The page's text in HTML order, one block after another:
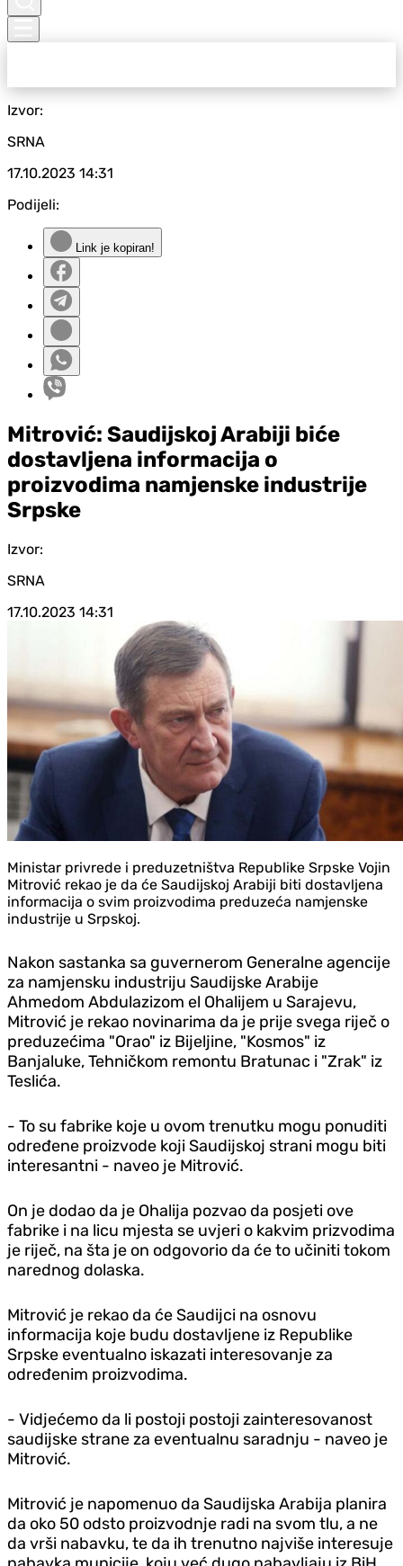
Izvor:
SRNA
17.10.2023 14:31
Podijeli:
Link je kopiran!
Mitrović: Saudijskoj Arabiji biće
dostavljena informacija o
proizvodima namjenske industrije
Srpske
Izvor:
SRNA
17.10.2023 14:31
Ministar privrede i preduzetništva Republike Srpske Vojin
Mitrović rekao je da će Saudijskoj Arabiji biti dostavljena
informacija o svim proizvodima preduzeća namjenske
industrije u Srpskoj.
Nakon sastanka sa guvernerom Generalne agencije
za namjensku industriju Saudijske Arabije
Ahmedom Abdulazizom el Ohalijem u Sarajevu,
Mitrović je rekao novinarima da je prije svega riječ o
preduzećima "Orao" iz Bijeljine, "Kosmos" iz
Banjaluke, Tehničkom remontu Bratunac i "Zrak" iz
Teslića.
- To su fabrike koje u ovom trenutku mogu ponuditi
određene proizvode koji Saudijskoj strani mogu biti
interesantni - naveo je Mitrović.
On je dodao da je Ohalija pozvao da posjeti ove
fabrike i na licu mjesta se uvjeri o kakvim prizvodima
je riječ, na šta je on odgovorio da će to učiniti tokom
narednog dolaska.
Mitrović je rekao da će Saudijci na osnovu
informacija koje budu dostavljene iz Republike
Srpske eventualno iskazati interesovanje za
određenim proizvodima.
- Vidjećemo da li postoji postoji zainteresovanost
saudijske strane za eventualnu saradnju - naveo je
Mitrović.
Mitrović je napomenuo da Saudijska Arabija planira
da oko 50 odsto proizvodnje radi na svom tlu, a ne
da vrši nabavku, te da ih trenutno najviše interesuje